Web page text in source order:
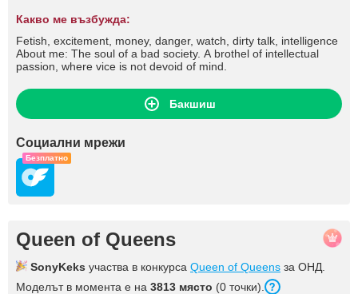
Какво ме възбужда:
Fetish, excitement, money, danger, watch, dirty talk, intelligence
About me: The soul of a bad society. A brothel of intellectual
passion, where vice is not devoid of mind.
Бакшиш
Социални мрежи
Безплатно
Queen of Queens
SonyKeks участва в конкурса Queen of Queens за ОНД.
Моделът в момента е на 3813 място (0 точки).